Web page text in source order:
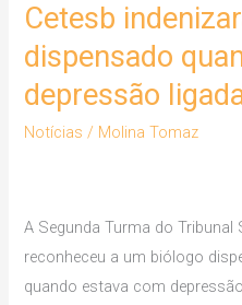
Cetesb
dispensado
depressão
Notícias / Molina Tomaz
A Segunda Turma do Tribunal
reconheceu a um biólogo
quando estava com
Cetesb
indenizará
biólogo
dispensado
quando
depressão
ligada
ao